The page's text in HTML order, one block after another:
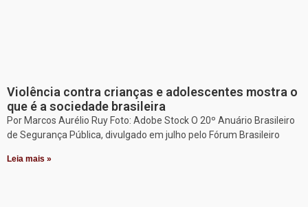
Violência contra crianças e adolescentes mostra o
que é a sociedade brasileira
Por Marcos Aurélio Ruy Foto: Adobe Stock O 20º Anuário Brasileiro
de Segurança Pública, divulgado em julho pelo Fórum Brasileiro
Leia mais »